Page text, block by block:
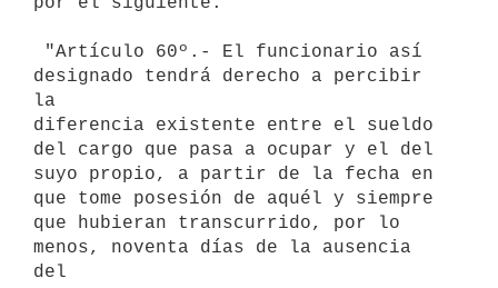
designado tendrá derecho a percibir
la
diferencia existente entre el sueldo
del cargo que pasa a ocupar y el del
suyo propio, a partir de la fecha en
que tome posesión de aquél y siempre
que hubieran transcurrido, por lo
menos, noventa días de la ausencia
del